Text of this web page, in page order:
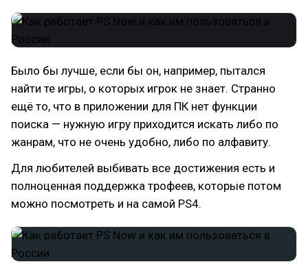
Было бы лучше, если бы он, например, пытался
найти те игры, о которых игрок не знает. Странно
ещё то, что в приложении для ПК нет функции
поиска — нужную игру приходится искать либо по
жанрам, что не очень удобно, либо по алфавиту.
Для любителей выбивать все достижения есть и
полноценная поддержка трофеев, которые потом
можно посмотреть и на самой PS4.